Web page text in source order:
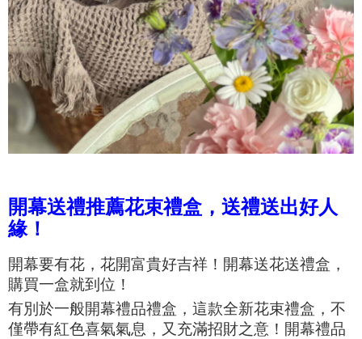
開幕送禮推薦花束禮盒，送禮送出好人
緣！
開幕要有花，花開富貴好吉祥！開幕送花送禮盒，
購買一盒就到位！
有別於一般開幕禮品禮盒，這款全新花束禮盒，不
僅帶有紅色喜氣氣息，又充滿招財之意！開幕禮品